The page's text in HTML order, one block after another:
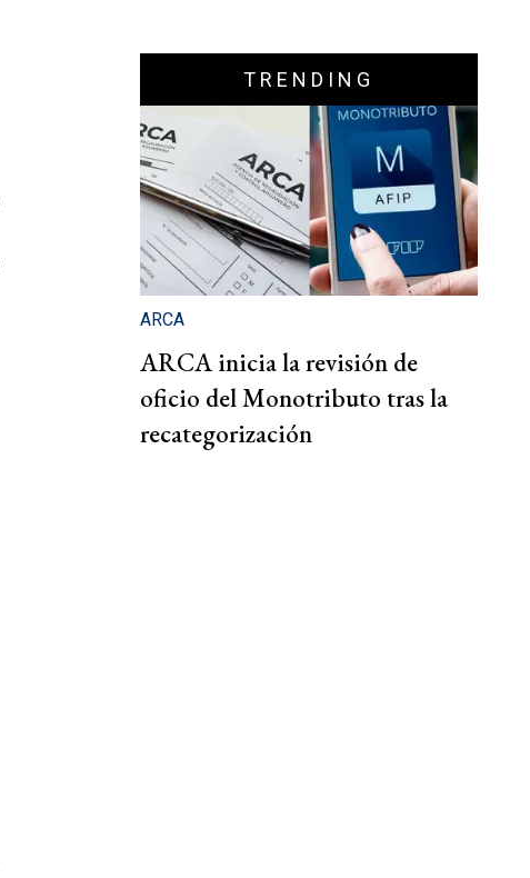
TRENDING
ARCA
ARCA inicia la revisión de
oficio del Monotributo tras la
recategorización